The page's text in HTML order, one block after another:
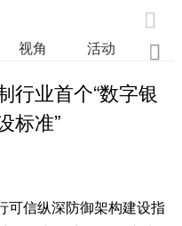

视角 活动 业

行业首个“数字银
标准”
可信纵深防御架构建设指